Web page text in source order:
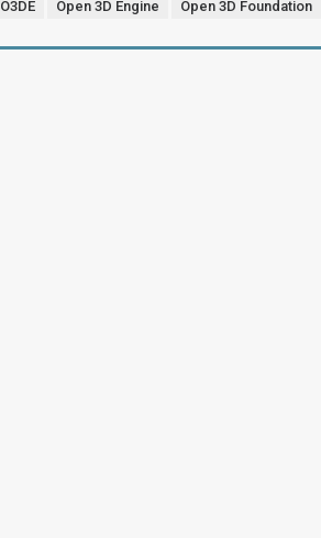
O3DE Open 3D Engine Open 3D Foundation